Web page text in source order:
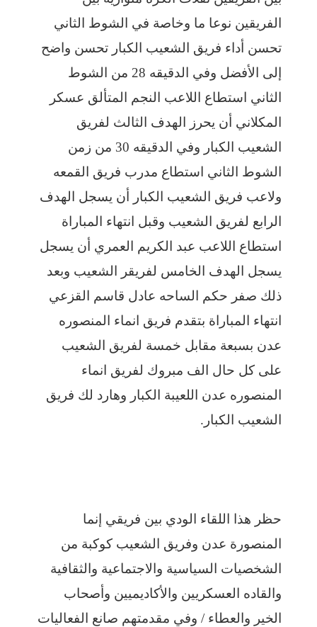
الفريقين نوعا ما وخاصة في الشوط الثاني
تحسن أداء فريق الشعيب الكبار تحسن واضح
إلى الأفضل وفي الدقيقه 28 من الشوط
الثاني استطاع اللاعب النجم المتألق عسكر
المكلاني أن يحرز الهدف الثالث لفريق
الشعيب الكبار وفي الدقيقه 30 من زمن
الشوط الثاني استطاع مدرب فريق القمعه
ولاعب فريق الشعيب الكبار أن يسجل الهدف
الرابع لفريق الشعيب وقبل انتهاء المباراة
استطاع اللاعب عبد الكريم العمري أن يسجل
يسجل الهدف الخامس لفريقر الشعيب وبعد
ذلك صفر حكم الساحه عادل قاسم القزعي
انتهاء المباراة بتقدم فريق انماء المنصوره
عدن بسبعة مقابل خمسة لفريق الشعيب
على كل حال الف مبروك لفريق انماء
المنصوره عدن اللعيبة الكبار وهارد لك فريق
الشعيب الكبار.
حظر هذا اللقاء الودي بين فريقي إنما
المنصورة عدن وفريق الشعيب كوكبة من
الشخصيات السياسية والاجتماعية والثقافية
والقاده العسكريين والأكاديميين وأصحاب
الخير والعطاء / وفي مقدمتهم صانع الفعاليات